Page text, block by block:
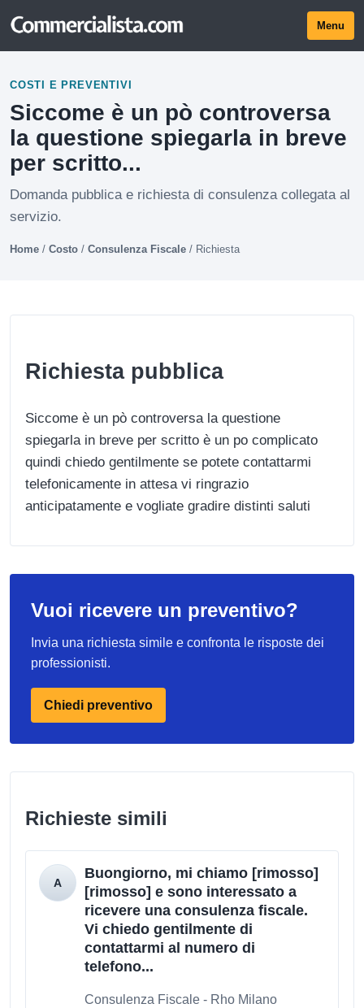
Menu
COSTI E PREVENTIVI
Siccome è un pò controversa
la questione spiegarla in breve
per scritto...
Domanda pubblica e richiesta di consulenza collegata al
servizio.
Home / Costo / Consulenza Fiscale / Richiesta
Richiesta pubblica
Siccome è un pò controversa la questione
spiegarla in breve per scritto è un po complicato
quindi chiedo gentilmente se potete contattarmi
telefonicamente in attesa vi ringrazio
anticipatamente e vogliate gradire distinti saluti
Vuoi ricevere un preventivo?
Invia una richiesta simile e confronta le risposte dei
professionisti.
Chiedi preventivo
Richieste simili
Buongiorno, mi chiamo [rimosso]
[rimosso] e sono interessato a
ricevere una consulenza fiscale.
Vi chiedo gentilmente di
contattarmi al numero di
telefono...
Consulenza Fiscale - Rho Milano